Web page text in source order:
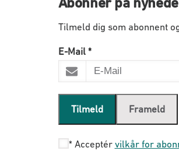
Tilmeld dig som abonnent
E-Mail*
Tilmeld Frameld
* Acceptér vilkår for